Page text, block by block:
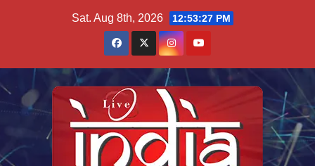
Sat. Aug 8th, 2026 12:53:28 PM